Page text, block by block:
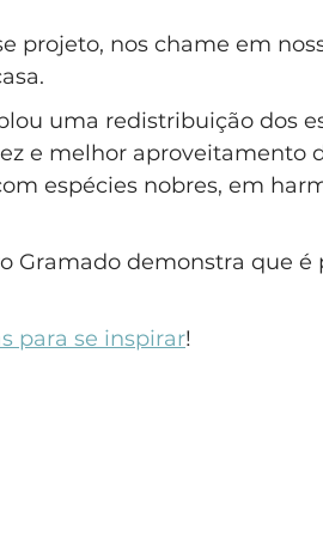
projeto, nos chame em
uma redistribuição dos
e melhor aproveitamento
espécies nobres, em
Gramado demonstra que é
para se inspirar!